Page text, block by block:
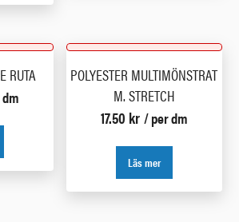
RUTA
POLYESTER MULTIMÖNSTRAT
M. STRETCH
17.50 kr / per dm
Läs mer